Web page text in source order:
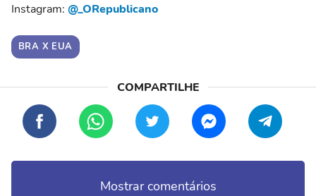
Instagram: @_ORepublicano
BRA X EUA
Mostrar comentários